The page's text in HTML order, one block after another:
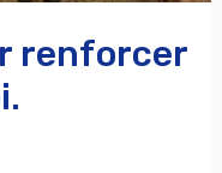
renforcer